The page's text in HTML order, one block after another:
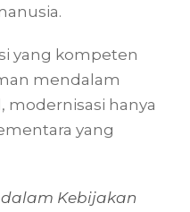
yang kompeten
mendalam
modernisasi hanya
yang
Kebijakan